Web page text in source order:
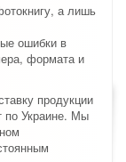
а лишь
ошибки в
формата и
продукции
по Украине. Мы